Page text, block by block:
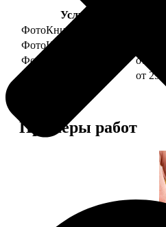
Услуга
ФотоКниги "Премиум"
ФотоКниги "Слим"
ФотоКниги "Лайт"
от 2990
ФотоКниги "Софт"
от 2990
Примеры работ